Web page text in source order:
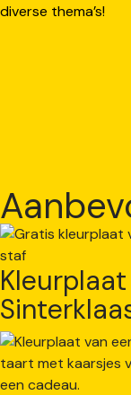
diverse thema’s!